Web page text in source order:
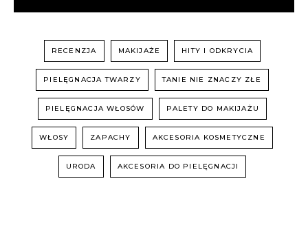
RECENZJA MAKIJAŻE HITY I ODKRYCIA
PIELĘGNACJA TWARZY TANIE NIE ZNACZY ZŁE
PIELĘGNACJA WŁOSÓW PALETY DO MAKIJAŻU
WŁOSY ZAPACHY AKCESORIA KOSMETYCZNE
URODA AKCESORIA DO PIELĘGNACJI